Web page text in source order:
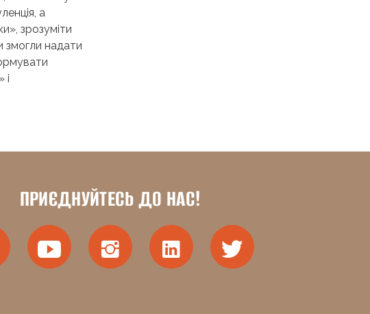
а
зрозуміти
змогли надати
і
ПРИЄДНУЙТЕСЬ ДО НАС!